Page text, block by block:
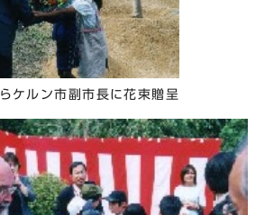
ケルン市副市長に花束贈呈